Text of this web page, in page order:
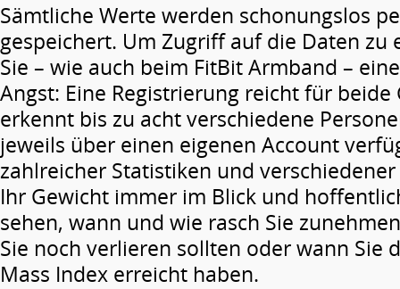
Sämtliche Werte werden schonungslos
gespeichert. Um Zugriff auf die Daten zu
Sie – wie auch beim FitBit Armband –
Angst: Eine Registrierung reicht für beide
erkennt bis zu acht verschiedene
jeweils über einen eigenen Account
zahlreicher Statistiken und
Ihr Gewicht immer im Blick und
sehen, wann und wie rasch Sie
Sie noch verlieren sollten oder wann Sie
Mass Index erreicht haben.